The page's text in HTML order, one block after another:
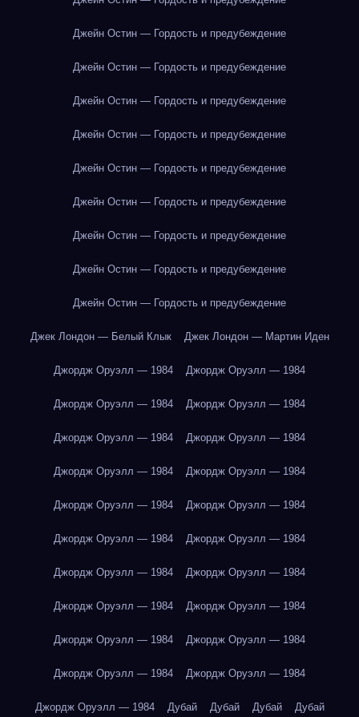
Джейн Остин — Гордость и предубеждение
Джейн Остин — Гордость и предубеждение
Джейн Остин — Гордость и предубеждение
Джейн Остин — Гордость и предубеждение
Джейн Остин — Гордость и предубеждение
Джейн Остин — Гордость и предубеждение
Джейн Остин — Гордость и предубеждение
Джейн Остин — Гордость и предубеждение
Джейн Остин — Гордость и предубеждение
Джек Лондон — Белый Клык Джек Лондон — Мартин Иден
Джордж Оруэлл — 1984 Джордж Оруэлл — 1984
Джордж Оруэлл — 1984 Джордж Оруэлл — 1984
Джордж Оруэлл — 1984 Джордж Оруэлл — 1984
Джордж Оруэлл — 1984 Джордж Оруэлл — 1984
Джордж Оруэлл — 1984 Джордж Оруэлл — 1984
Джордж Оруэлл — 1984 Джордж Оруэлл — 1984
Джордж Оруэлл — 1984 Джордж Оруэлл — 1984
Джордж Оруэлл — 1984 Джордж Оруэлл — 1984
Джордж Оруэлл — 1984 Джордж Оруэлл — 1984
Джордж Оруэлл — 1984 Джордж Оруэлл — 1984
Джордж Оруэлл — 1984 Дубай Дубай Дубай Дубай